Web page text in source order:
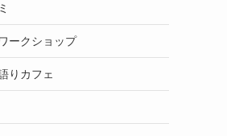
ークショップ
りカフェ